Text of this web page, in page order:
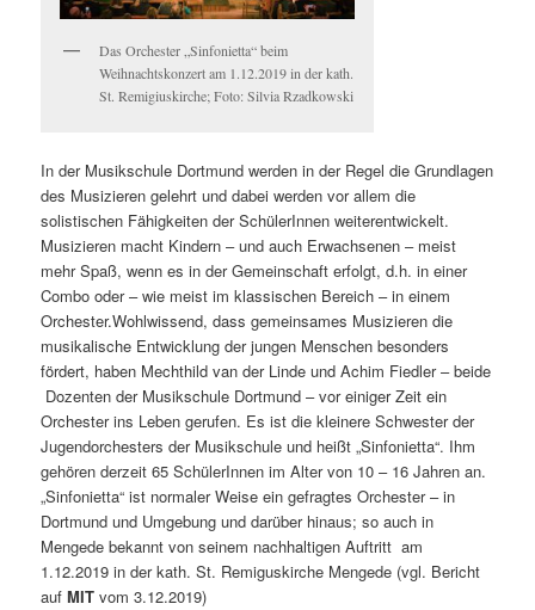
Das Orchester „Sinfonietta“ beim
Weihnachtskonzert am 1.12.2019 in der kath.
St. Remigiuskirche; Foto: Silvia Rzadkowski
In der Musikschule Dortmund werden in der Regel die Grundlagen
des Musizieren gelehrt und dabei werden vor allem die
solistischen Fähigkeiten der SchülerInnen weiterentwickelt.
Musizieren macht Kindern – und auch Erwachsenen – meist
mehr Spaß, wenn es in der Gemeinschaft erfolgt, d.h. in einer
Combo oder – wie meist im klassischen Bereich – in einem
Orchester.Wohlwissend, dass gemeinsames Musizieren die
musikalische Entwicklung der jungen Menschen besonders
fördert, haben Mechthild van der Linde und Achim Fiedler – beide
Dozenten der Musikschule Dortmund – vor einiger Zeit ein
Orchester ins Leben gerufen. Es ist die kleinere Schwester der
Jugendorchesters der Musikschule und heißt „Sinfonietta“. Ihm
gehören derzeit 65 SchülerInnen im Alter von 10 – 16 Jahren an.
„Sinfonietta“ ist normaler Weise ein gefragtes Orchester – in
Dortmund und Umgebung und darüber hinaus; so auch in
Mengede bekannt von seinem nachhaltigen Auftritt am
1.12.2019 in der kath. St. Remiguskirche Mengede (vgl. Bericht
aufMIT vom 3.12.2019)